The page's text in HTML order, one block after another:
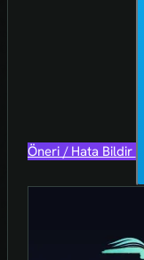
Öneri / Hata Bildir